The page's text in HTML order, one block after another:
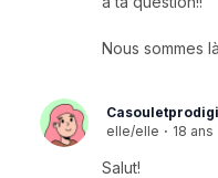
Nous sommes
elle/elle · 18 ans
Salut!